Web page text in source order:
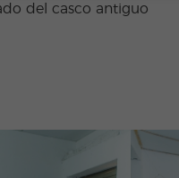
del casco antiguo